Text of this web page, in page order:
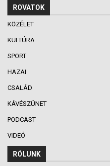
ROVATOK
KÖZÉLET
KULTÚRA
SPORT
HAZAI
CSALÁD
KÁVÉSZÜNET
PODCAST
VIDEÓ
RÓLUNK